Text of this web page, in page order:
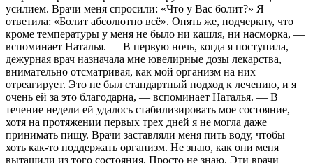
усилием. Врачи меня спросили: «Что у Вас болит?» Я
ответила: «Болит абсолютно всё». Опять же, подчеркну, что
кроме температуры у меня не было ни кашля, ни насморка, —
вспоминает Наталья. — В первую ночь, когда я поступила,
дежурная врач назначала мне ювелирные дозы лекарства,
внимательно отсматривая, как мой организм на них
отреагирует. Это не был стандартный подход к лечению, и я
очень ей за это благодарна, — вспоминает Наталья. — В
течение недели ей удалось стабилизировать мое состояние,
хотя на протяжении первых трех дней я не могла даже
принимать пищу. Врачи заставляли меня пить воду, чтобы
хоть как-то поддержать организм. Не знаю, как они меня
вытащили из того состояния. Просто не знаю. Эти врачи